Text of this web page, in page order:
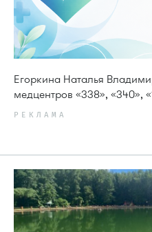
Егоркина Наталья
медцентров «338», «340»,
РЕКЛАМА